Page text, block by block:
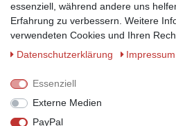
Zahlungsmöglichkeiten
Wir behalten uns das Recht vor im
Zahlungsarten auszuschließen.
© Copyright 2026 Marabella´s | Alle
essenziell, während andere uns
Erfahrung zu verbessern. Weitere
verwendeten Cookies und Ihren
Daten­schutz­erklärung
Impressum
Essenziell
Externe Medien
PayPal